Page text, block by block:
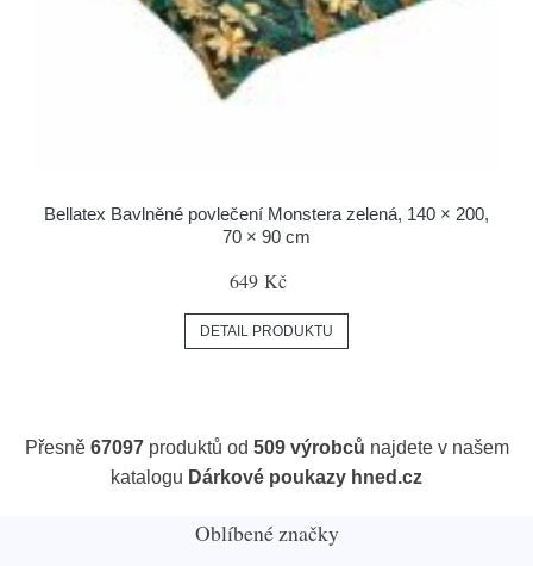
Bellatex Bavlněné povlečení Monstera zelená, 140 × 200,
70 × 90 cm
649 Kč
DETAIL PRODUKTU
Přesně 67097produktů od 509 výrobců najdete v našem
katalogu Dárkové poukazy hned.cz
Oblíbené značky